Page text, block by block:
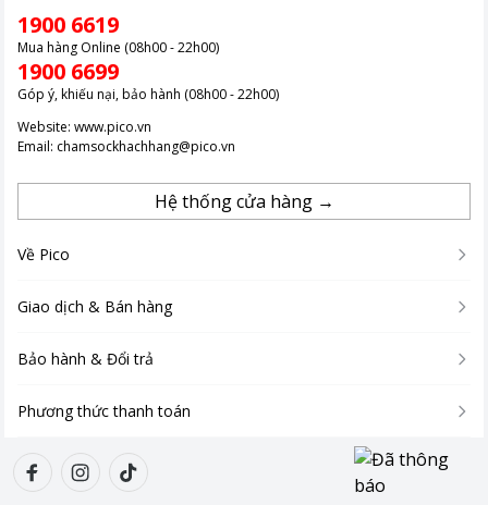
1900 6619
Mua hàng Online (08h00 - 22h00)
1900 6699
Góp ý, khiếu nại, bảo hành (08h00 - 22h00)
Website: www.pico.vn
Email: chamsockhachhang@pico.vn
Hệ thống cửa hàng →
Về Pico
Giao dịch & Bán hàng
Bảo hành & Đổi trả
Phương thức thanh toán